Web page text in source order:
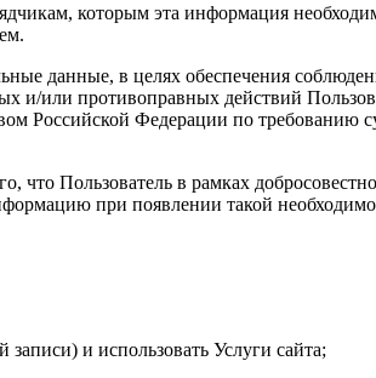
которым эта информация
данные, в целях обеспечения
и/или противоправных действий
Российской Федерации по требованию
Пользователь в рамках
при появлении такой
и использовать Услуги сайта;